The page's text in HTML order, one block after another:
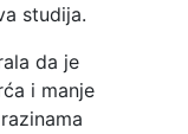
studija.
da je
i manje